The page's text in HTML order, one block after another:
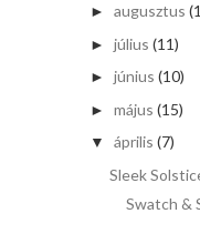
► augusztus
► július (11)
► június (10)
► május (15)
▼ április (7)
Sleek
Swatch &